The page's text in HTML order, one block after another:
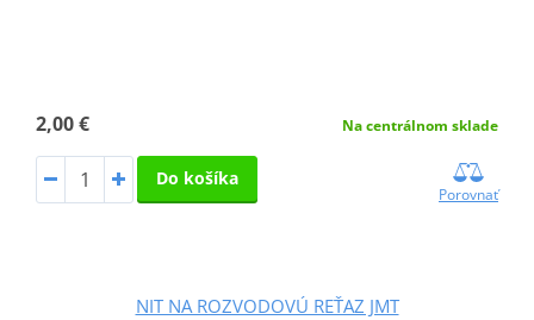
2,00 € Na centrálnom sklade
Do košíka
Porovnať
NIT NA ROZVODOVÚ REŤAZ JMT